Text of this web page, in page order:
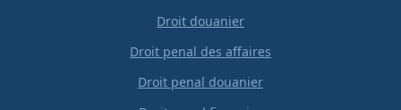
Droit douanier
Droit penal des affaires
Droit penal douanier